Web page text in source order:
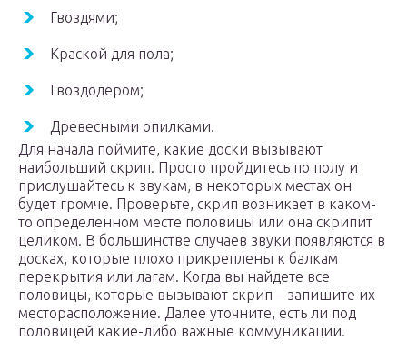
Гвоздями;
Краской для пола;
Гвоздодером;
Древесными опилками.
Для начала поймите, какие доски вызывают
наибольший скрип. Просто пройдитесь по полу и
прислушайтесь к звукам, в некоторых местах он
будет громче. Проверьте, скрип возникает в каком-
то определенном месте половицы или она скрипит
целиком. В большинстве случаев звуки появляются в
досках, которые плохо прикреплены к балкам
перекрытия или лагам. Когда вы найдете все
половицы, которые вызывают скрип – запишите их
месторасположение. Далее уточните, есть ли под
половицей какие-либо важные коммуникации.